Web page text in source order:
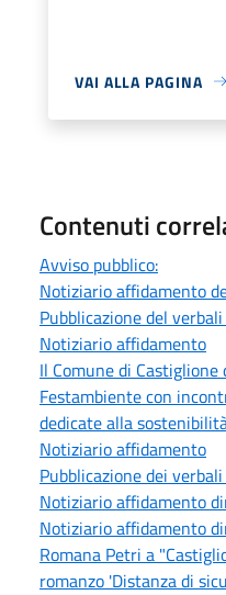
VAI ALLA PAGINA
Contenuti
Avviso pubblico:
Notiziario affidamento
Pubblicazione del
Notiziario affidamento
Il Comune di
Festambiente con
dedicate alla
Notiziario affidamento
Pubblicazione dei
Notiziario affidamento
Notiziario affidamento
Romana Petri a
romanzo 'Distanza di